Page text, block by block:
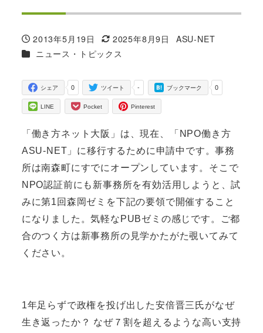
投稿日
2013年5月19日
更新日
2025年8月9日
著
ASU-NET
カテゴリー
ニュース・トピックス
0
シェア -
ツイート 0
ブックマーク
LINE Pocket Pinterest
「働き方ネット大阪」は、現在、「NPO働き方
ASU-NET」に移行するために申請中です。事務
所は南森町にすでにオープンしています。そこで
NPO認証前にも新事務所を有効活用しようと、試
みに第1回森岡ゼミを下記の要領で開催すること
になりました。気軽なPUBゼミの感じです。ご都
合のつく方は新事務所の見学かたがた覗いてみて
ください。
1年足らずで政権を投げ出した安倍晋三氏がなぜ
生き返ったか？ なぜ７割を超えるような高い支持